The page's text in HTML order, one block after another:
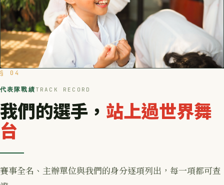
§ 04
代表隊戰績 TRACK RECORD
我們的選手， 站上過世界舞
台
賽事全名、主辦單位與我們的身分逐項列出，每一項都可查